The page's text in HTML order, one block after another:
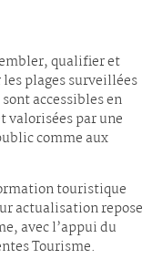
qualifier et
plages surveillées
accessibles en
valorisées par une
comme aux
touristique
actualisation repose
avec l’appui du
Tourisme.